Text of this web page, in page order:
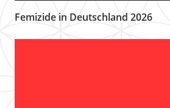
Femizide in Deutschland 2026